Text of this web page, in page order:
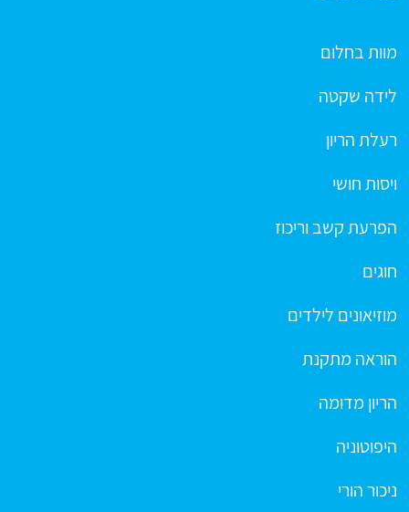
מוות בחלום
לידה שקטה
רעלת הריון
ויסות חושי
הפרעת קשב וריכוז
חוגים
מוזיאונים לילדים
הוראה מתקנת
הריון מדומה
היפוטוניה
ניכור הורי